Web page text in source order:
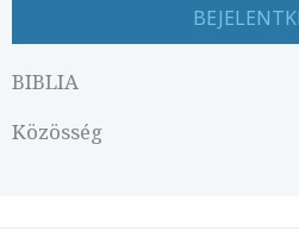
BIBLIA
Közösség